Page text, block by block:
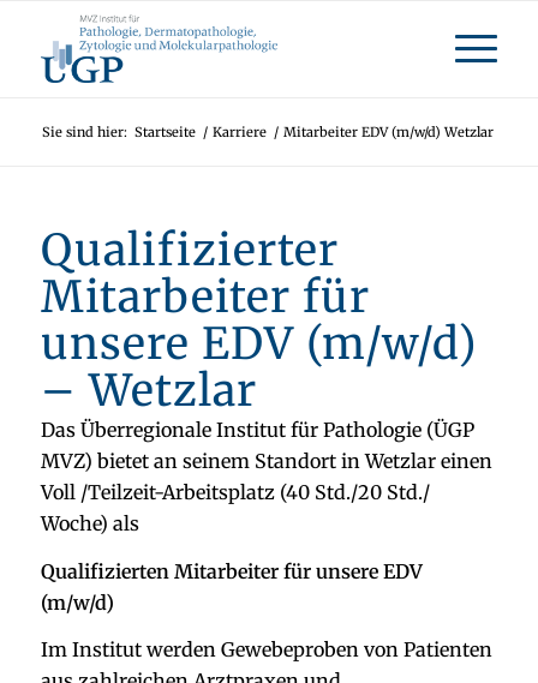
Sie sind hier: Startseite / Karriere / Mitarbeiter EDV (m/w/d) Wetzlar
Qualifizierter
Mitarbeiter für
unsere EDV (m/w/d)
– Wetzlar
Das Überregionale Institut für Pathologie (ÜGP
MVZ) bietet an seinem Standort in Wetzlar einen
Voll /Teilzeit-Arbeitsplatz (40 Std./20 Std./
Woche) als
Qualifizierten Mitarbeiter für unsere EDV
(m/w/d)
Im Institut werden Gewebeproben von Patienten